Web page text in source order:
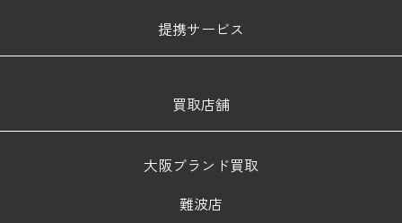
提携サービス
買取店舗
大阪ブランド買取
難波店